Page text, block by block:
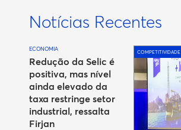
Notícias Recentes
ECONOMIA
Redução da Selic é
positiva, mas nível
ainda elevado da
taxa restringe setor
industrial, ressalta
Firjan
COMPETITIVIDADE